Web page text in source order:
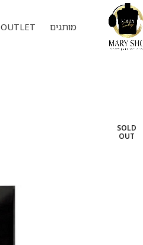
מותגים OUTLET
SOLD
OUT